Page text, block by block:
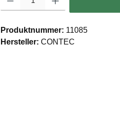
Produktnummer: 11085
Hersteller: CONTEC